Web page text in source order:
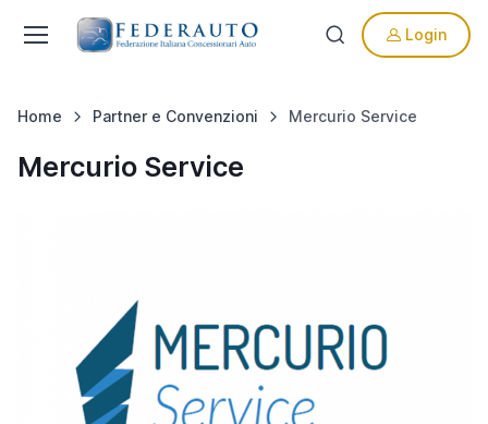
Login
Home Partner e Convenzioni Mercurio Service
Mercurio Service